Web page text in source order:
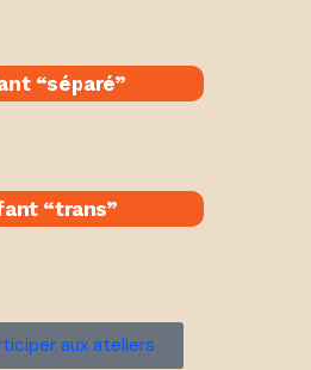
“séparé​”
“trans”
aux ateliers